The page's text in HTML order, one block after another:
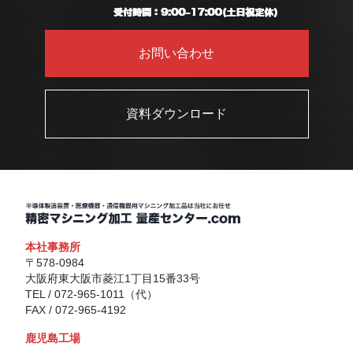
お問い合わせ
資料ダウンロード
本社事務所
〒578-0984
大阪府東大阪市菱江1丁目15番33号
TEL / 072-965-1011（代）
FAX / 072-965-4192
鹿児島工場